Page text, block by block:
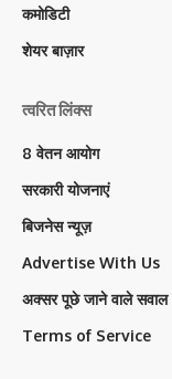
कमोडिटी
शेयर बाज़ार
त्वरित लिंक्स
8 वेतन आयोग
सरकारी योजनाएं
बिजनेस न्यूज़
Advertise With Us
अक्सर पूछे जाने वाले
Terms of Service